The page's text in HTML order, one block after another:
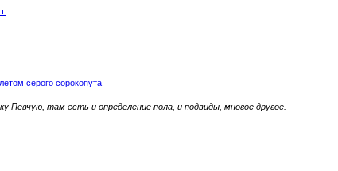
серого сорокопута
Певчую, там есть и определение пола, и подвиды, многое другое.